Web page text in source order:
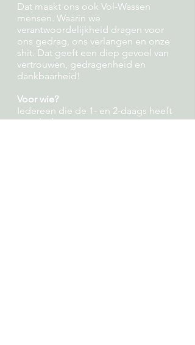
Dat maakt ons ook Vol-Wassen
mensen. Waarin we
verantwoordelijkheid dragen voor
ons gedrag, ons verlangen en onze
shit. Dat geeft een diep gevoel van
vertrouwen, gedragenheid en
dankbaarheid!
Voor wie?
Iedereen die de 1- en 2-daags heeft
gevolgd.